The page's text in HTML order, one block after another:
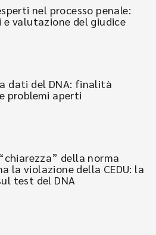
nel processo penale:
valutazione del giudice
dati del DNA: finalità
problemi aperti
della norma
la violazione della CEDU: la
test del DNA